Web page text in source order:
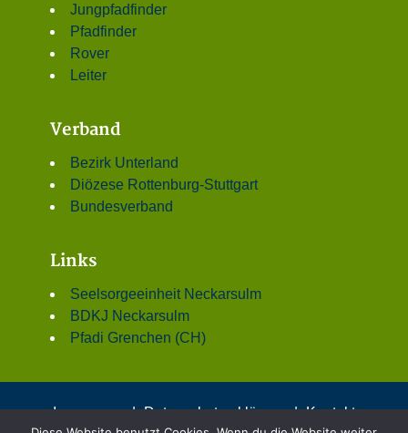
Jungpfadfinder
Pfadfinder
Rover
Leiter
Verband
Bezirk Unterland
Diözese Rottenburg-Stuttgart
Bundesverband
Links
Seelsorgeeinheit Neckarsulm
BDKJ Neckarsulm
Pfadi Grenchen (CH)
Impressum | Datenschutzerklärung | Kontakt